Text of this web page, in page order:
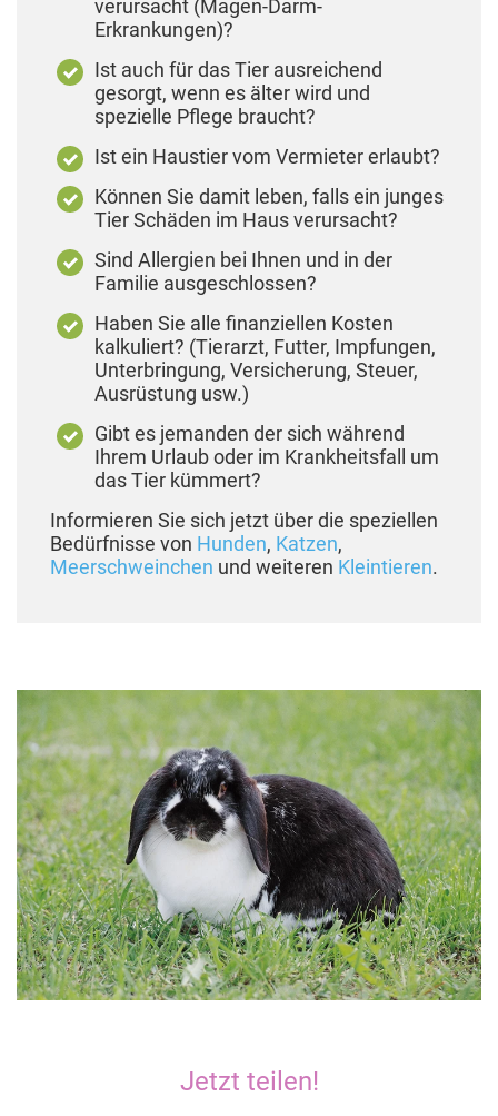
verursacht (Magen-Darm-
Erkrankungen)?
Ist auch für das Tier ausreichend
gesorgt, wenn es älter wird und
spezielle Pflege braucht?
Ist ein Haustier vom Vermieter erlaubt?
Können Sie damit leben, falls ein junges
Tier Schäden im Haus verursacht?
Sind Allergien bei Ihnen und in der
Familie ausgeschlossen?
Haben Sie alle finanziellen Kosten
kalkuliert? (Tierarzt, Futter, Impfungen,
Unterbringung, Versicherung, Steuer,
Ausrüstung usw.)
Gibt es jemanden der sich während
Ihrem Urlaub oder im Krankheitsfall um
das Tier kümmert?
Informieren Sie sich jetzt über die speziellen
Bedürfnisse von Hunden, Katzen,
Meerschweinchen und weiteren Kleintieren.
Jetzt teilen!